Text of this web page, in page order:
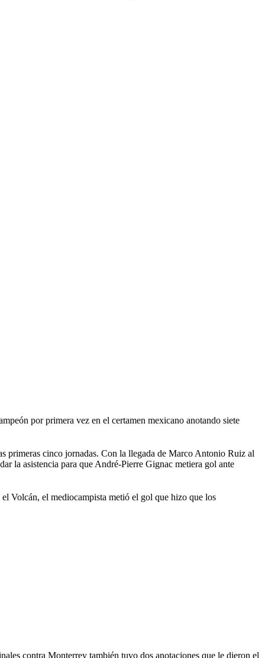
por primera vez en el certamen mexicano anotando siete
primeras cinco jornadas. Con la llegada de Marco Antonio Ruiz al
la asistencia para que André-Pierre Gignac metiera gol ante
Volcán, el mediocampista metió el gol que hizo que los
contra Monterrey también tuvo dos anotaciones que le dieron el